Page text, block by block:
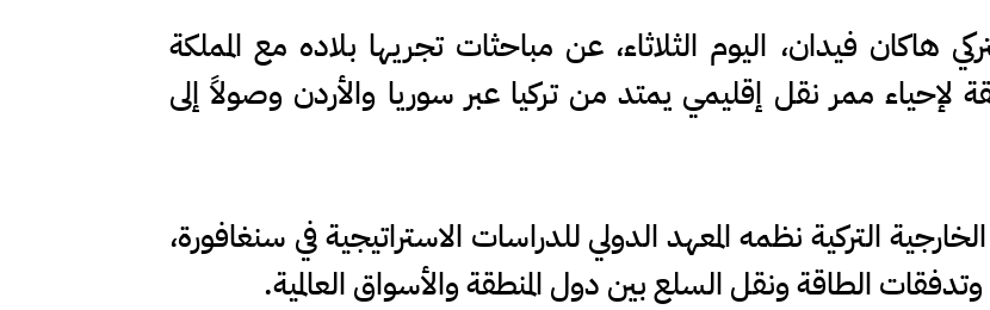
هاكان فيدان، اليوم الثلاثاء، عن مباحثات تجريها بلاده مع المملكة
لإحياء ممر نقل إقليمي يمتد من تركيا عبر سوريا والأردن وصولاً إلى
التركية نظمه المعهد الدولي للدراسات الاستراتيجية في سنغافورة،
الطاقة ونقل السلع بين دول المنطقة والأسواق العالمية.